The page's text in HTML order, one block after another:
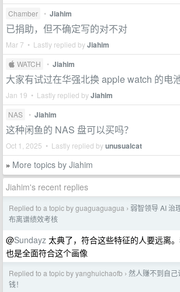
Chamber • Jiahim
已捐助，但不确定写的对不对
Mar 7 • Lastly replied byJiahim
 WATCH • Jiahim
大家有试过在华强北换 apple watch 的电
Jan 19 • Lastly replied byJiahim
NAS • Jiahim
这种闲鱼的 NAS 盘可以买吗？
Oct 1, 2025 • Lastly replied byunusualcat
» More topics by Jiahim
Jiahim's recent replies
Replied to a topic by guaguaguagua › 弱智领导 AI 治
布离谱绩效考核
@Sundayz 太典了，符合这些特征的人要远离。
也是全面符合这个画像
Replied to a topic by yanghuichaofb › 然人赚不到自己
钱！